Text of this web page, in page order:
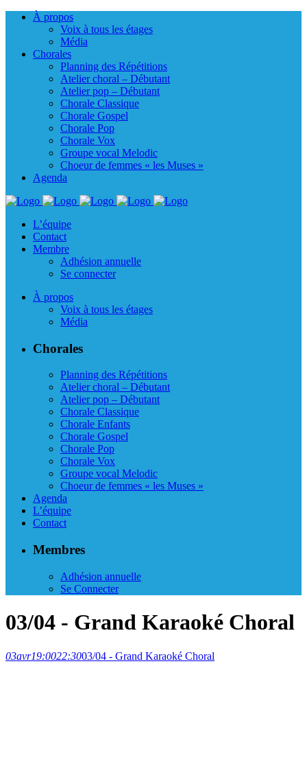
À propos
Voix à tous les étages
Média
Chorales
Planning des Répétitions
Atelier choral – Débutant
Atelier pop – Débutant
Chorale Classique
Chorale Gospel
Chorale Pop
Chorale Vox
Groupe vocal Melodic
Choeur de femmes « les Muses »
Agenda
L’équipe
Contact
Membre
Adhésion annuelle
Se connecter
À propos
Voix à tous les étages
Média
Chorales
Planning des Répétitions
Atelier choral – Débutant
Atelier pop – Débutant
Chorale Classique
Chorale Enfants
Chorale Gospel
Chorale Pop
Chorale Vox
Groupe vocal Melodic
Choeur de femmes « les Muses »
Agenda
L’équipe
Contact
Membres
Adhésion annuelle
Se Connecter
03/04 - Grand Karaoké Choral
03avr19:0022:3003/04 - Grand Karaoké Choral